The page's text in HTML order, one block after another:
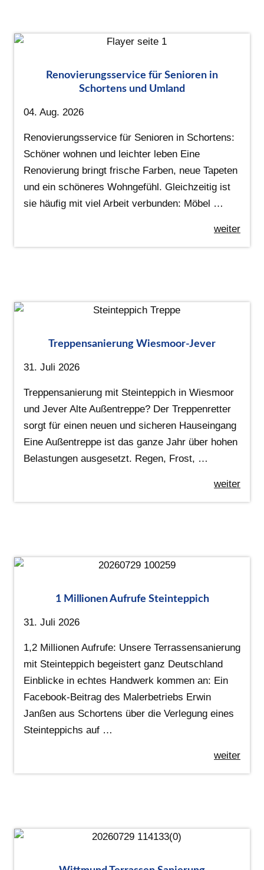
Renovierungsservice für Senioren in
Schortens und Umland
04. Aug. 2026
Renovierungsservice für Senioren in Schortens:
Schöner wohnen und leichter leben Eine
Renovierung bringt frische Farben, neue Tapeten
und ein schöneres Wohngefühl. Gleichzeitig ist
sie häufig mit viel Arbeit verbunden: Möbel …
weiter
Treppensanierung Wiesmoor-Jever
31. Juli 2026
Treppensanierung mit Steinteppich in Wiesmoor
und Jever Alte Außentreppe? Der Treppenretter
sorgt für einen neuen und sicheren Hauseingang
Eine Außentreppe ist das ganze Jahr über hohen
Belastungen ausgesetzt. Regen, Frost, …
weiter
1 Millionen Aufrufe Steinteppich
31. Juli 2026
1,2 Millionen Aufrufe: Unsere Terrassensanierung
mit Steinteppich begeistert ganz Deutschland
Einblicke in echtes Handwerk kommen an: Ein
Facebook-Beitrag des Malerbetriebs Erwin
Janßen aus Schortens über die Verlegung eines
Steinteppichs auf …
weiter